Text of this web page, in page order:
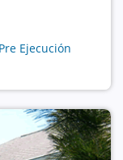
Ejecución